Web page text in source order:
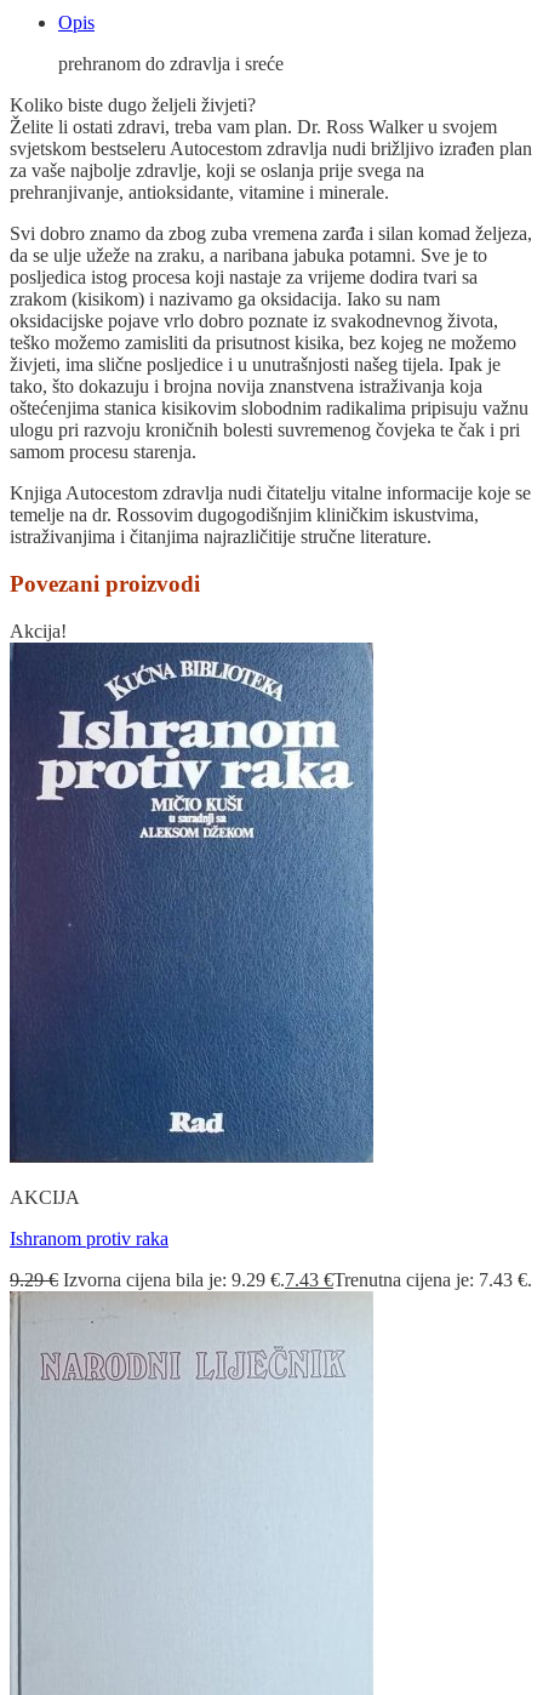
Opis
prehranom do zdravlja i sreće
Koliko biste dugo željeli živjeti?
Želite li ostati zdravi, treba vam plan. Dr. Ross Walker u svojem
svjetskom bestseleru Autocestom zdravlja nudi brižljivo izrađen plan
za vaše najbolje zdravlje, koji se oslanja prije svega na
prehranjivanje, antioksidante, vitamine i minerale.
Svi dobro znamo da zbog zuba vremena zarđa i silan komad željeza,
da se ulje užeže na zraku, a naribana jabuka potamni. Sve je to
posljedica istog procesa koji nastaje za vrijeme dodira tvari sa
zrakom (kisikom) i nazivamo ga oksidacija. Iako su nam
oksidacijske pojave vrlo dobro poznate iz svakodnevnog života,
teško možemo zamisliti da prisutnost kisika, bez kojeg ne možemo
živjeti, ima slične posljedice i u unutrašnjosti našeg tijela. Ipak je
tako, što dokazuju i brojna novija znanstvena istraživanja koja
oštećenjima stanica kisikovim slobodnim radikalima pripisuju važnu
ulogu pri razvoju kroničnih bolesti suvremenog čovjeka te čak i pri
samom procesu starenja.
Knjiga Autocestom zdravlja nudi čitatelju vitalne informacije koje se
temelje na dr. Rossovim dugogodišnjim kliničkim iskustvima,
istraživanjima i čitanjima najrazličitije stručne literature.
Povezani proizvodi
Akcija!
AKCIJA
Ishranom protiv raka
9.29€ Izvorna cijena bila je: 9.29 €.7.43 €Trenutna cijena je: 7.43 €.